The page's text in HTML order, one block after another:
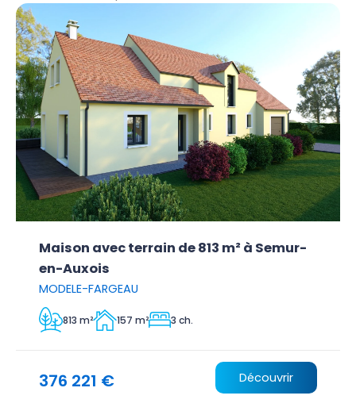
Maison avec terrain de 813 m² à Semur-
en-Auxois
MODELE-FARGEAU
813 m² 157 m² 3 ch.
376 221 € Découvrir